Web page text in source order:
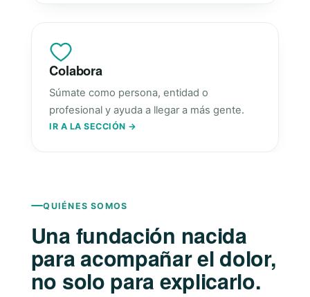
Colabora
Súmate como persona, entidad o
profesional y ayuda a llegar a más gente.
IR A LA SECCIÓN →
QUIÉNES SOMOS
Una fundación nacida
para acompañar el dolor,
no solo para explicarlo.